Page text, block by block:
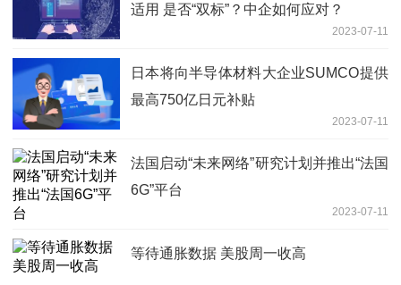
适用 是否“双标”？中企如何应对？
2023-07-11
日本将向半导体材料大企业SUMCO提供
最高750亿日元补贴
2023-07-11
法国启动“未来网络”研究计划并推出“法国
6G”平台
2023-07-11
等待通胀数据 美股周一收高